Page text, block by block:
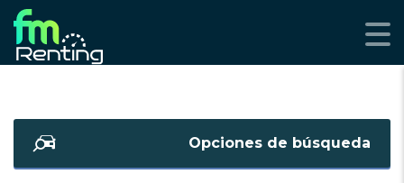
Opciones de búsqueda